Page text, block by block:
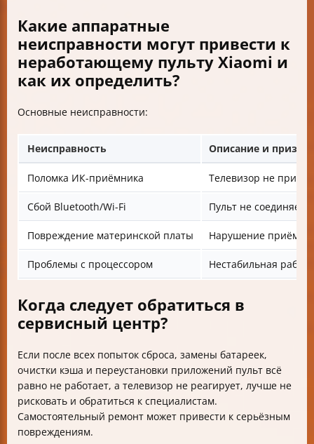
Какие аппаратные
неисправности могут привести к
неработающему пульту Xiaomi и
как их определить?
Основные неисправности:
Неисправность Описание и
Поломка ИК-приёмника Телевизор не
Сбой Bluetooth/Wi-Fi Пульт не
Повреждение материнской платы Нарушение приёма
Проблемы с процессором Нестабильная
Когда следует обратиться в
сервисный центр?
Если после всех попыток сброса, замены батареек,
очистки кэша и переустановки приложений пульт всё
равно не работает, а телевизор не реагирует, лучше не
рисковать и обратиться к специалистам.
Самостоятельный ремонт может привести к серьёзным
повреждениям.